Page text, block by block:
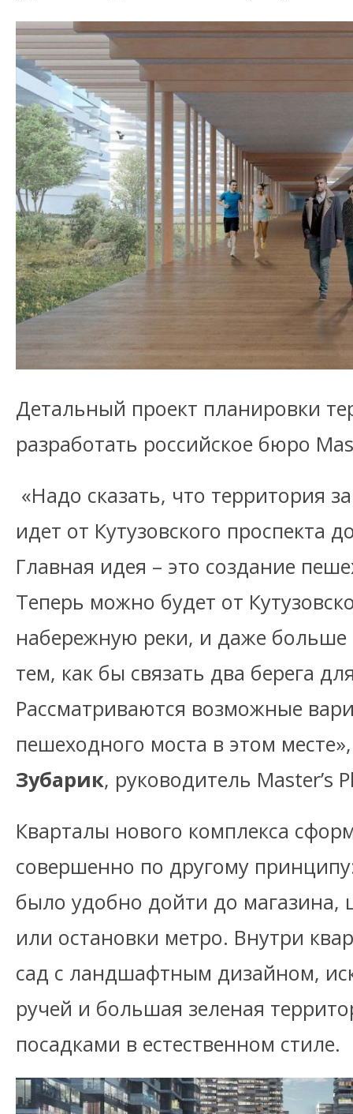
Детальный проект планировки
разработать российское бюро
«Надо сказать, что территория
идет от Кутузовского проспекта
Главная идея – это создание
Теперь можно будет от
набережную реки, и даже больше
тем, как бы связать два берега
Рассматриваются возможные
пешеходного моста в этом
Зубарик, руководитель Master’s
Кварталы нового комплекса
совершенно по другому
было удобно дойти до магазина,
или остановки метро. Внутри
сад с ландшафтным дизайном,
ручей и большая зеленая
посадками в естественном стиле.